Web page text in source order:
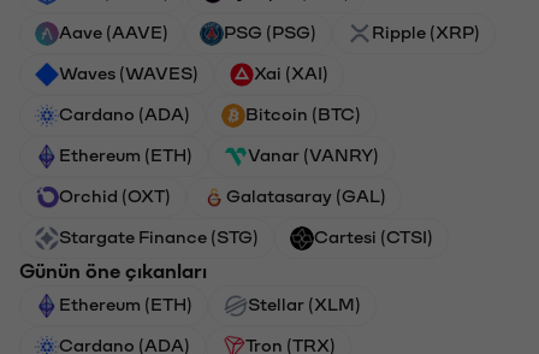
Aave (AAVE) PSG (PSG) Ripple (XRP)
Waves (WAVES) Xai (XAI)
Cardano (ADA) Bitcoin (BTC)
Ethereum (ETH) Vanar (VANRY)
Orchid (OXT) Galatasaray (GAL)
Stargate Finance (STG) Cartesi (CTSI)
Günün öne çıkanları
Ethereum (ETH) Stellar (XLM)
Cardano (ADA) Tron (TRX)